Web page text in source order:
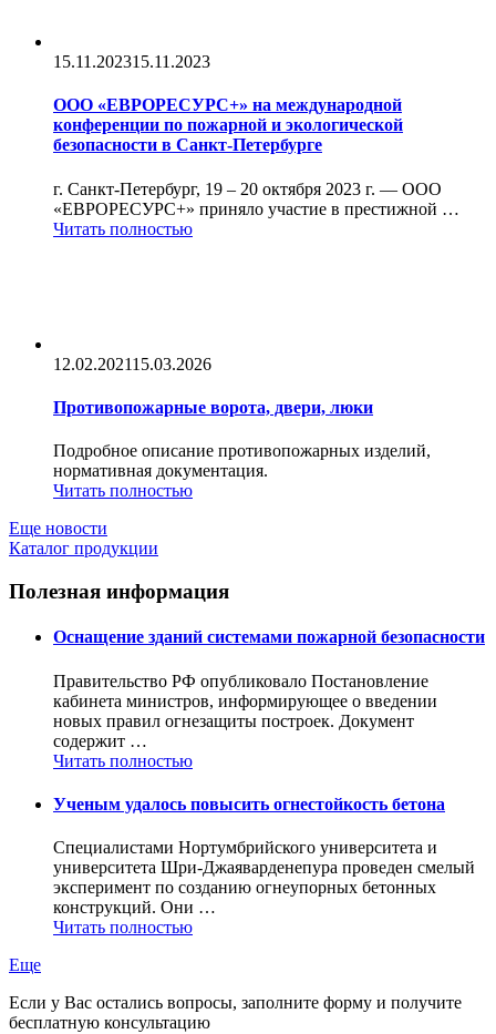
15.11.202315.11.2023
ООО «ЕВРОРЕСУРС+» на международной
конференции по пожарной и экологической
безопасности в Санкт-Петербурге
г. Санкт-Петербург, 19 – 20 октября 2023 г. — ООО
«ЕВРОРЕСУРС+» приняло участие в престижной …
Читать полностью
12.02.202115.03.2026
Противопожарные ворота, двери, люки
Подробное описание противопожарных изделий,
нормативная документация.
Читать полностью
Еще новости
Каталог продукции
Полезная информация
Оснащение зданий системами пожарной безопасности
Правительство РФ опубликовало Постановление
кабинета министров, информирующее о введении
новых правил огнезащиты построек. Документ
содержит …
Читать полностью
Ученым удалось повысить огнестойкость бетона
Специалистами Нортумбрийского университета и
университета Шри-Джаяварденепура проведен смелый
эксперимент по созданию огнеупорных бетонных
конструкций. Они …
Читать полностью
Еще
Если у Вас остались вопросы, заполните форму и получите
бесплатную консультацию